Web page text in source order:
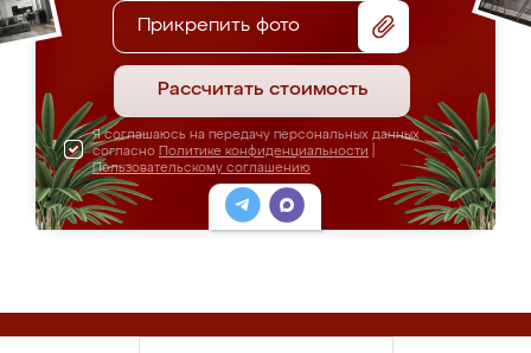
Прикрепить фото
Рассчитать стоимость
Я соглашаюсь на передачу персональных данных
согласно Политике конфиденциальности
Пользовательскому соглашению